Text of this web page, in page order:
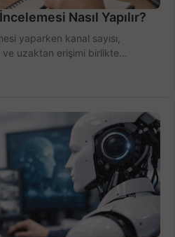
Nasıl Yapılır?
yaparken kanal sayısı,
uzaktan erişimi birlikte